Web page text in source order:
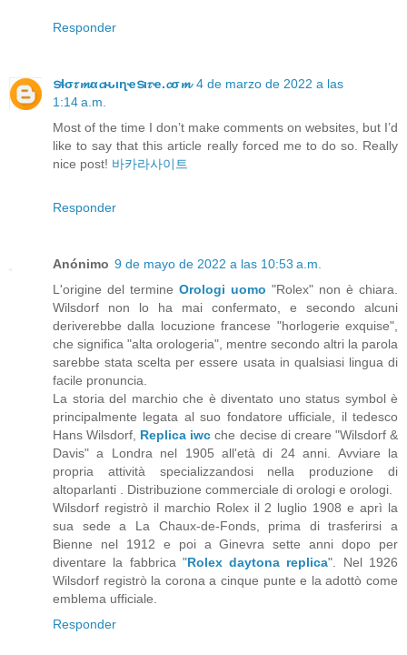
Responder
ടɬσ𝜏𝓶α𝓬ԋιɳҽടι𝜏ҽ.𝓬σ𝓶 4 de marzo de 2022 a las
1:14 a.m.
Most of the time I don’t make comments on websites, but I’d
like to say that this article really forced me to do so. Really
nice post! 바카라사이트
Responder
Anónimo 9 de mayo de 2022 a las 10:53 a.m.
L'origine del termine Orologi uomo "Rolex" non è chiara.
Wilsdorf non lo ha mai confermato, e secondo alcuni
deriverebbe dalla locuzione francese "horlogerie exquise",
che significa "alta orologeria", mentre secondo altri la parola
sarebbe stata scelta per essere usata in qualsiasi lingua di
facile pronuncia.
La storia del marchio che è diventato uno status symbol è
principalmente legata al suo fondatore ufficiale, il tedesco
Hans Wilsdorf, Replica iwc che decise di creare "Wilsdorf &
Davis" a Londra nel 1905 all'età di 24 anni. Avviare la
propria attività specializzandosi nella produzione di
altoparlanti . Distribuzione commerciale di orologi e orologi.
Wilsdorf registrò il marchio Rolex il 2 luglio 1908 e aprì la
sua sede a La Chaux-de-Fonds, prima di trasferirsi a
Bienne nel 1912 e poi a Ginevra sette anni dopo per
diventare la fabbrica "Rolex daytona replica". Nel 1926
Wilsdorf registrò la corona a cinque punte e la adottò come
emblema ufficiale.
Responder